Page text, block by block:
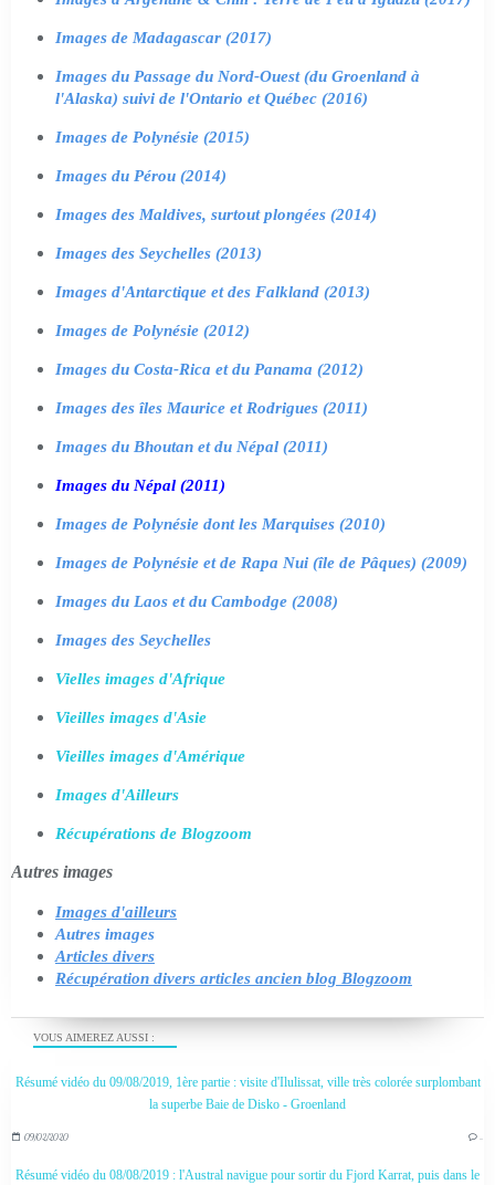
VOUS AIMEREZ AUSSI :
Résumé vidéo du 09/08/2019, 1ère partie : visite d'Ilulissat, ville très colorée surplombant
la superbe Baie de Disko - Groenland
09/02/2020 …
Résumé vidéo du 08/08/2019 : l'Austral navigue pour sortir du Fjord Karrat, puis dans le
Images de Madagascar (2017)
Images du Passage du Nord-Ouest (du Groenland à
l'Alaska) suivi de l'Ontario et Québec (2016)
Images de Polynésie (2015)
Images du Pérou (2014)
Images des Maldives, surtout plongées (2014)
Images des Seychelles (2013)
Images d'Antarctique et des Falkland (2013)
Images de Polynésie (2012)
Images du Costa-Rica et du Panama (2012)
Images des îles Maurice et Rodrigues (2011)
Images du Bhoutan et du Népal (2011)
Images du Népal (2011)
Images de Polynésie dont les Marquises (2010)
Images de Polynésie et de Rapa Nui (île de Pâques) (2009)
Images du Laos et du Cambodge (2008)
Images des Seychelles
Vielles images d'Afrique
Vieilles images d'Asie
Vieilles images d'Amérique
Images d'Ailleurs
Récupérations de Blogzoom
Autres images
Images d'ailleurs
Autres images
Articles divers
Récupération divers articles ancien blog Blogzoom